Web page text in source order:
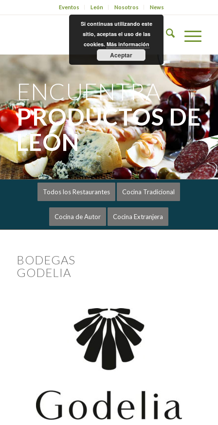
Eventos León Nosotros News
ENCUENTRA
PRODUCTOS DE
LEÓN
Todos los Restaurantes Cocina Tradicional
Cocina de Autor Cocina Extranjera
BODEGAS
GODELIA
Si continuas utilizando este
sitio, aceptas el uso de las
cookies. Más información
Aceptar